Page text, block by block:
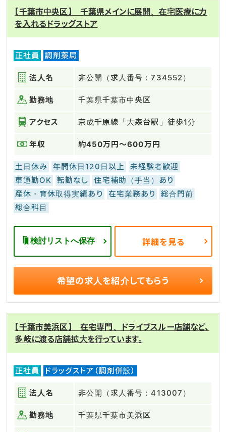
【千葉市中央区】 千葉県メインに展開、在宅医療に力
を入れるドラッグストア
正社員 調剤薬局
法人名 非公開（求人番号：734552）
勤務地 千葉県千葉市中央区
アクセス 京成千原線「大森台駅」徒歩1分
年収 約450万円～600万円
土日休み 年間休日120日以上
未経験者歓迎
車通勤OK
転勤なし
住宅補助（手当）あり
産休・育休取得実績あり
在宅業務あり
総合門前
総合科目
検討リストへ保存 詳細を見る
希望の求人を紹介してもらう
【千葉市美浜区】 在宅専門、ドライブスルー店舗など、
多岐に渡る店舗拡大を行っています。
正社員 ドラッグストア（調剤併設）
法人名 非公開（求人番号：413007）
勤務地 千葉県千葉市美浜区